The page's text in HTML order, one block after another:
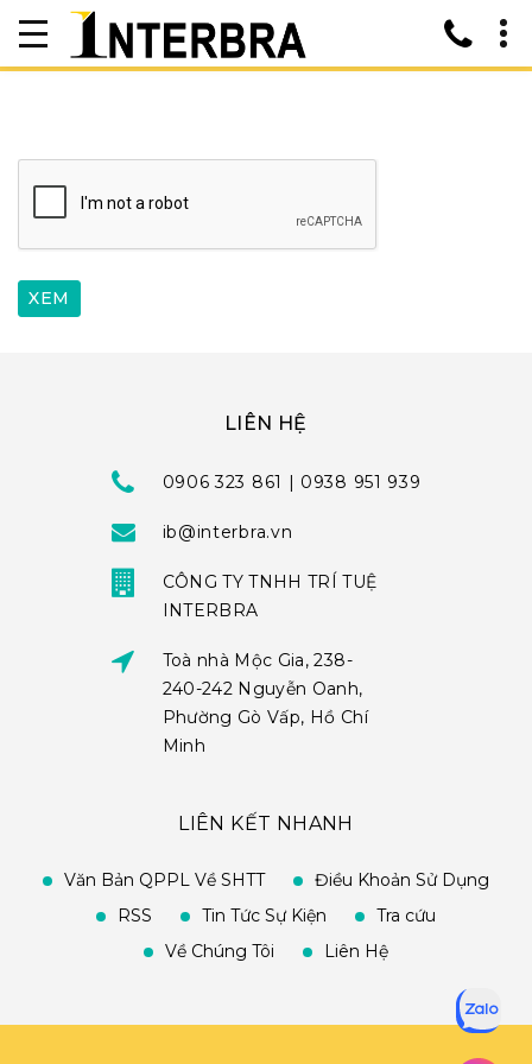
LIÊN HỆ
0906 323 861 | 0938 951 939
ib@interbra.vn
CÔNG TY TNHH TRÍ TUỆ
INTERBRA
Toà nhà Mộc Gia, 238-
240-242 Nguyễn Oanh,
Phường Gò Vấp, Hồ Chí
Minh
LIÊN KẾT NHANH
Văn Bản QPPL Về SHTT
Điều Khoản Sử Dụng
RSS
Tin Tức Sự Kiện
Tra cứu
Về Chúng Tôi
Liên Hệ